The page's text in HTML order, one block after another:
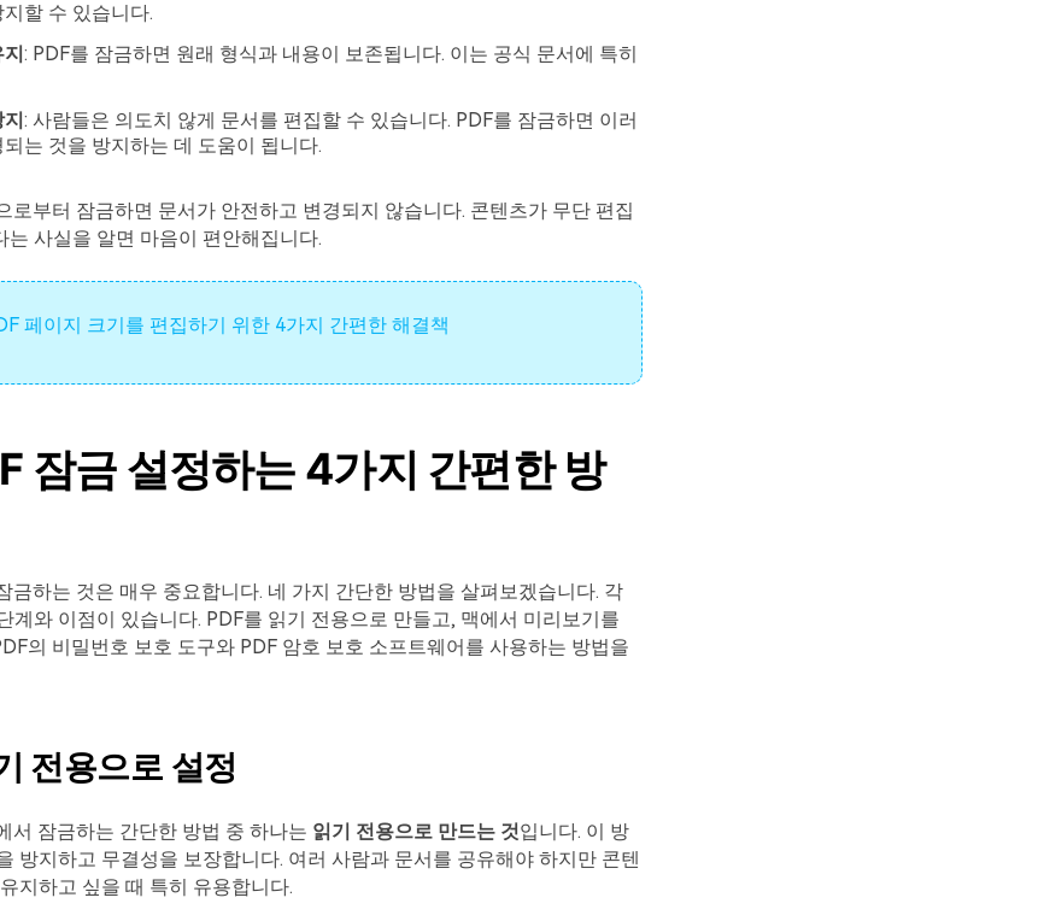
할 수 있습니다.
: PDF를 잠금하면 원래 형식과 내용이 보존됩니다. 이는 공식 문서에 특히
: 사람들은 의도치 않게 문서를 편집할 수 있습니다. PDF를 잠금하면 이러
는 것을 방지하는 데 도움이 됩니다.
로부터 잠금하면 문서가 안전하고 변경되지 않습니다. 콘텐츠가 무단 편집
는 사실을 알면 마음이 편안해집니다.
페이지 크기를 편집하기 위한 4가지 간편한 해결책
잠금 설정하는 4가지 간편한 방
금하는 것은 매우 중요합니다. 네 가지 간단한 방법을 살펴보겠습니다. 각
계와 이점이 있습니다. PDF를 읽기 전용으로 만들고, 맥에서 미리보기를
의 비밀번호 보호 도구와 PDF 암호 보호 소프트웨어를 사용하는 방법을
전용으로 설정
서 잠금하는 간단한 방법 중 하나는 읽기 전용으로 만드는 것입니다. 이 방
방지하고 무결성을 보장합니다. 여러 사람과 문서를 공유해야 하지만 콘텐
지하고 싶을 때 특히 유용합니다.